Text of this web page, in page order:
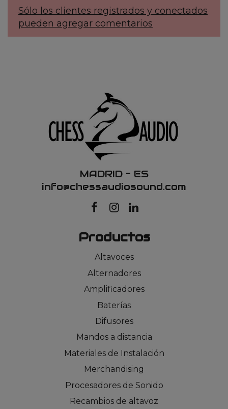
Sólo los clientes registrados y conectados
pueden agregar comentarios
MADRID – ES
info@chessaudiosound.com
Productos
Altavoces
Alternadores
Amplificadores
Baterías
Difusores
Mandos a distancia
Materiales de Instalación
Merchandising
Procesadores de Sonido
Recambios de altavoz